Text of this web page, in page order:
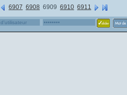
6907 6908 6909 6910 6911